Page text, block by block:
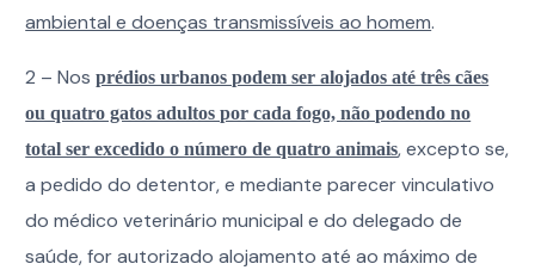
ambiental e doenças transmissíveis ao homem.
2 – Nosprédios urbanos podem ser alojados até três cães
ou quatro gatos adultos por cada fogo, não podendo no
total ser excedido o número de quatro animais, excepto se,
a pedido do detentor, e mediante parecer vinculativo
do médico veterinário municipal e do delegado de
saúde, for autorizado alojamento até ao máximo de